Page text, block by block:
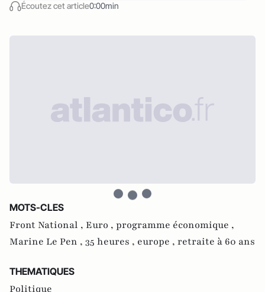
Écoutez cet article0:00min
MOTS-CLES
Front National , Euro , programme économique ,
Marine Le Pen , 35 heures , europe , retraite à 60 ans
THEMATIQUES
Politique